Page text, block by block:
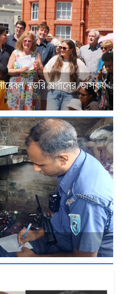
রডরি মর্গানের ভাস্কর্য